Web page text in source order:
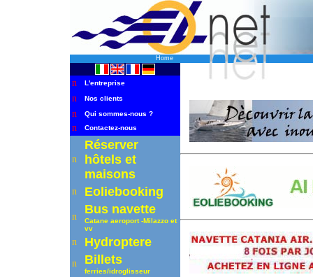
Home
n L'entreprise
n Nos clients
n Qui sommes-nous ?
n Contactez-nous
n
Réserver
hôtels et
maisons
n Eoliebooking
n
Bus navette
Catane aeroport -Milazzo et
vv
n Hydroptere
n Billets
ferries/idroglisseur